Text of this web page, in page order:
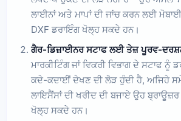
ਲਾਈਨਾਂ ਅਤੇ ਮਾਪਾਂ ਦੀ ਜਾਂਚ ਕਰਨ ਲਈ
DXF ਡਰਾਇੰਗ ਖੋਲ੍ਹ ਸਕਦੇ ਹਨ।
ਗੈਰ-ਡਿਜ਼ਾਈਨਰ ਸਟਾਫ ਲਈ ਤੇਜ਼ ਪੂਰਵ-
ਮਾਰਕੀਟਿੰਗ ਜਾਂ ਵਿਕਰੀ ਵਿਭਾਗ ਦੇ ਸਟਾਫ ਨੂੰ
ਕਦੇ-ਕਦਾਈਂ ਦੇਖਣ ਦੀ ਲੋੜ ਹੁੰਦੀ ਹੈ, ਅਜਿਹੇ
ਲਾਇਸੈਂਸਾਂ ਦੀ ਖਰੀਦ ਦੀ ਬਜਾਏ ਉਹ
ਖੋਲ੍ਹ ਸਕਦੇ ਹਨ।